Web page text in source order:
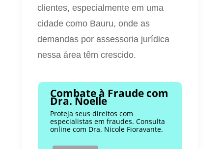
clientes, especialmente em uma
cidade como Bauru, onde as
demandas por assessoria jurídica
nessa área têm crescido.
Combate à Fraude com
Dra. Noelle
Proteja seus direitos com
especialistas em fraudes. Consulta
online com Dra. Nicole Fioravante.